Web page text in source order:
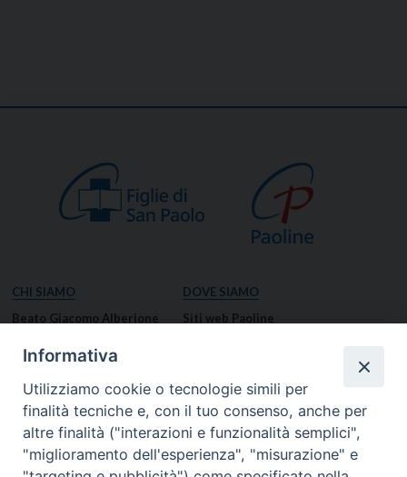
CHI SIAMO
Beato Giacomo Alberione
Missione Paolina
Luoghi delle Origini
Governo Generale
DOVE SIAMO
Siti web Paoline
Notizie dal governo generale
Notizie in breve
RISORSE
Informativa
Utilizziamo cookie o tecnologie simili per
finalità tecniche e, con il tuo consenso, anche per
altre finalità ("interazioni e funzionalità semplici",
"miglioramento dell'esperienza", "misurazione" e